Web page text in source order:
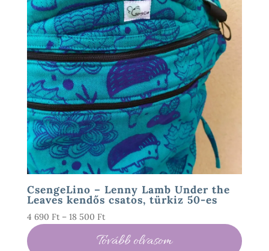
CsengeLino – Lenny Lamb Under the
Leaves kendős csatos, türkiz 50-es
4 690 Ft – 18 500 FtÁrtartomány:
690 Ft
Tovább olvasom